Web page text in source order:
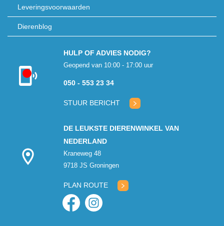
Leveringsvoorwaarden
Dierenblog
Kon niet
verbinden met
HULP OF ADVIES NODIG?
Geopend van 10:00 - 17:00 uur
050 - 553 23 34
STUUR BERICHT
DE LEUKSTE DIERENWINKEL VAN
NEDERLAND
Kraneweg 48
9718 JS Groningen
PLAN ROUTE